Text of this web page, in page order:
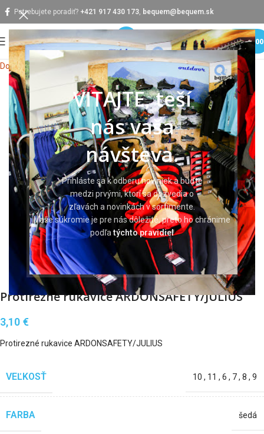
VITAJTE, teší
nás vaša
návšteva.
Prihláste sa k odberu noviniek a buďte
medzi prvými, ktorí sa dozvedia o
zľavách a novinkách v sortimente.
Vaše súkromie je pre nás dôležité, preto ho chránime
podľatýchto pravidiel
Potrebujete poradiť? +421 917 430 173, bequem@bequem.sk
MENU
Domov Pracovné rukavice
Klikni pre zväčšenie
Protirezné rukavice ARDONSAFETY/JULIUS
3,10 €
Protirezné rukavice ARDONSAFETY/JULIUS
VEĽKOSŤ 10 , 11 , 6 , 7, 8 , 9
FARBA šedá